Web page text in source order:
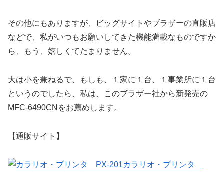
その他にもありますが、ビッグサイトやブラザーの直販店
などで、私がいつもお願いしてきた機能満載なものですか
ら、もう、嬉しくてたまりません。
大は小を兼ねるで、もしも、１家に１台、１事業所に１台
というのでしたら、私は、このブラザー社から新発売の
MFC-6490CNをお薦めします。
【通販サイト】
カラリオ・プリンタ